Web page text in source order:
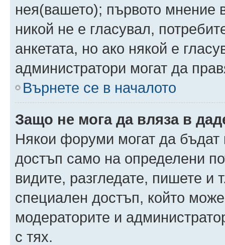
нея(вашето); първото мнение
никой не е гласувал,
анкетата, но ако някой е
администратори могат да
Върнете се в началото
Защо не мога да вляза в
Някои форуми могат да бъдат
достъп само на определени
видите, разгледате, пишете
специален достъп, който
модераторите и
с тях.